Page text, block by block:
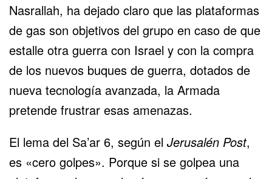
Nasrallah, ha dejado claro que las plataformas
de gas son objetivos del grupo en caso de que
estalle otra guerra con Israel y con la compra
de los nuevos buques de guerra, dotados de
nueva tecnología avanzada, la Armada
pretende frustrar esas amenazas.
El lema del Sa’ar 6, según el Jerusalén Post,
es «cero golpes». Porque si se golpea una